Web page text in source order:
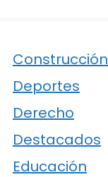
Construcción
Deportes
Derecho
Destacados
Educación